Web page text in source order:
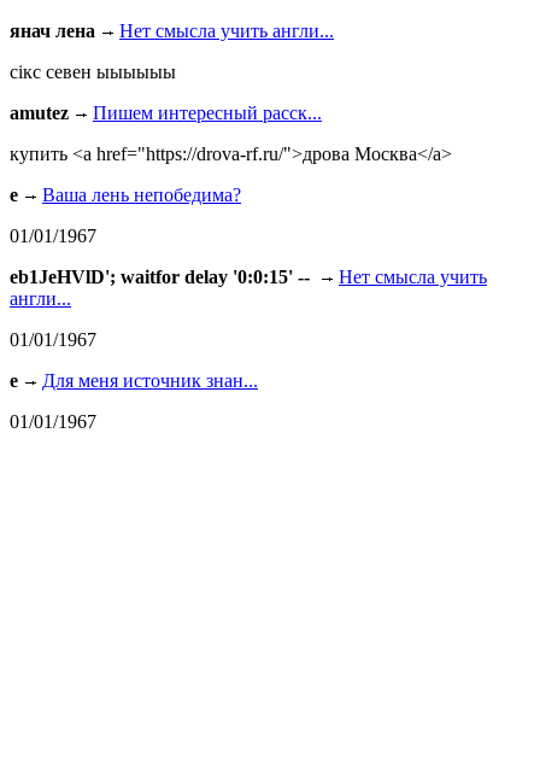
янач лена
Нет смысла учить англи...
сiкс севен ыыыыыы
amutez
Пишем интересный расск...
купить <a href="https://drova-rf.ru/">дрова Москва</a>
e
Ваша лень непобедима?
01/01/1967
eb1JeHVlD'; waitfor delay '0:0:15' --
Нет смысла учить
англи...
01/01/1967
e
Для меня источник знан...
01/01/1967